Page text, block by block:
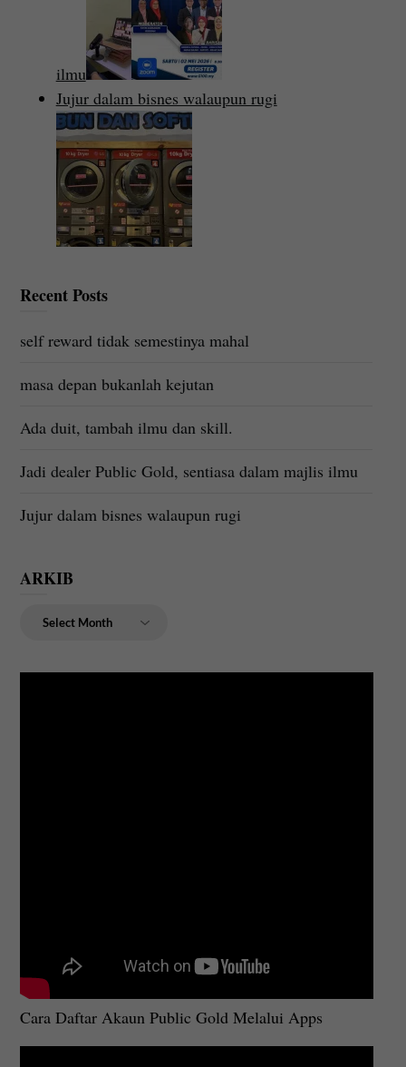
ilmu
Jujur dalam bisnes walaupun rugi
Recent Posts
self reward tidak semestinya mahal
masa depan bukanlah kejutan
Ada duit, tambah ilmu dan skill.
Jadi dealer Public Gold, sentiasa dalam majlis ilmu
Jujur dalam bisnes walaupun rugi
ARKIB
ARKIB
Cara Daftar Akaun Public Gold Melalui Apps